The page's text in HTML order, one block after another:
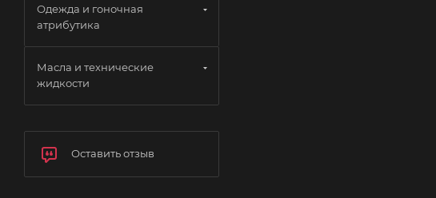
Одежда и гоночная
атрибутика
Масла и технические
жидкости
Оставить отзыв